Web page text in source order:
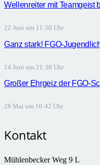
Wellenreiter mit Teamgeist
22 Juni um 11:50 Uhr
Ganz stark! FGO-
14 Juni um 21:36 Uhr
Großer Ehrgeiz der FGO-
28 Mai um 10:42 Uhr
Kontakt
Mühlenbecker Weg 9 L